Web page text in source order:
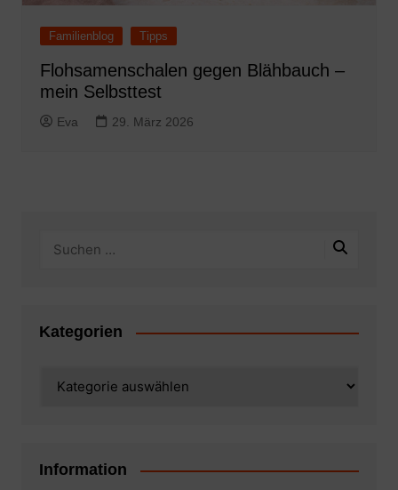
Familienblog Tipps
Flohsamenschalen gegen Blähbauch –
mein Selbsttest
Eva 29. März 2026
Kategorien
Information